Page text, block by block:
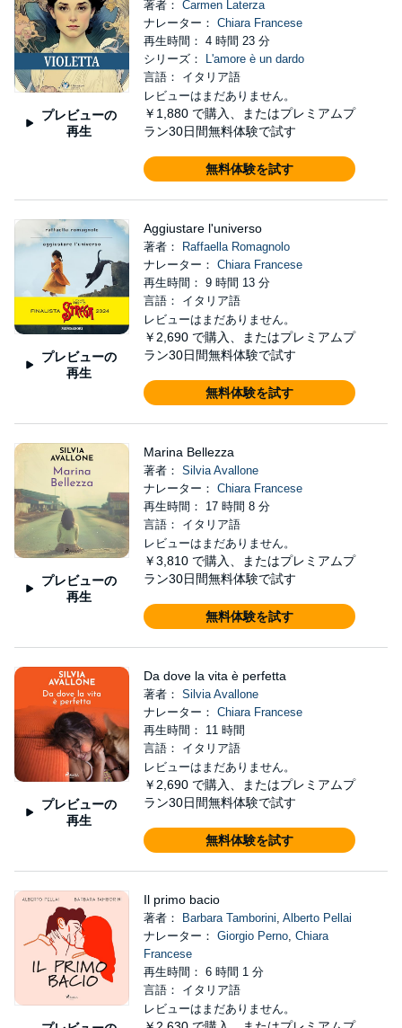
プレビューの
再生
著者： Carmen Laterza
ナレーター： Chiara Francese
再生時間： 4 時間 23 分
シリーズ：
L'amore è un dardo
言語： イタリア語
レビューはまだありません。
￥1,880 で購入、またはプレミアムプ
ラン30日間無料体験で試す
無料体験を試す
プレビューの
再生
Aggiustare l'universo
著者：
Raffaella Romagnolo
ナレーター： Chiara Francese
再生時間： 9 時間 13 分
言語： イタリア語
レビューはまだありません。
￥2,690 で購入、またはプレミアムプ
ラン30日間無料体験で試す
無料体験を試す
プレビューの
再生
Marina Bellezza
著者： Silvia Avallone
ナレーター： Chiara Francese
再生時間： 17 時間 8 分
言語： イタリア語
レビューはまだありません。
￥3,810 で購入、またはプレミアムプ
ラン30日間無料体験で試す
無料体験を試す
プレビューの
再生
Da dove la vita è perfetta
著者： Silvia Avallone
ナレーター： Chiara Francese
再生時間： 11 時間
言語： イタリア語
レビューはまだありません。
￥2,690 で購入、またはプレミアムプ
ラン30日間無料体験で試す
無料体験を試す
Il primo bacio
著者： Barbara Tamborini, Alberto Pellai
ナレーター： Giorgio Perno, Chiara
Francese
再生時間： 6 時間 1 分
言語： イタリア語
レビューはまだありません。